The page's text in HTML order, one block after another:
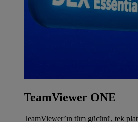
TeamViewer ONE
TeamViewer’ın tüm gücünü, tek